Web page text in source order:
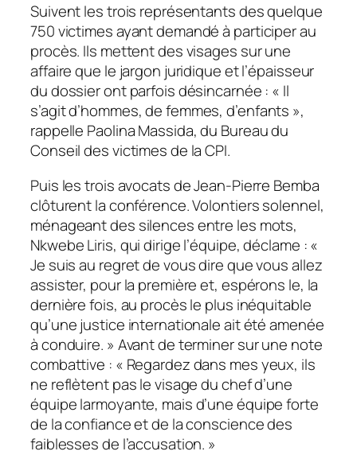
Suivent les trois représentants des quelque
750 victimes ayant demandé à participer au
procès. Ils mettent des visages sur une
affaire que le jargon juridique et l’épaisseur
du dossier ont parfois désincarnée : « Il
s’agit d’hommes, de femmes, d’enfants »,
rappelle Paolina Massida, du Bureau du
Conseil des victimes de la CPI.
Puis les trois avocats de Jean-Pierre Bemba
clôturent la conférence. Volontiers solennel,
ménageant des silences entre les mots,
Nkwebe Liris, qui dirige l’équipe, déclame : «
Je suis au regret de vous dire que vous allez
assister, pour la première et, espérons le, la
dernière fois, au procès le plus inéquitable
qu’une justice internationale ait été amenée
à conduire. » Avant de terminer sur une note
combattive : « Regardez dans mes yeux, ils
ne reflètent pas le visage du chef d’une
équipe larmoyante, mais d’une équipe forte
de la confiance et de la conscience des
faiblesses de l’accusation. »